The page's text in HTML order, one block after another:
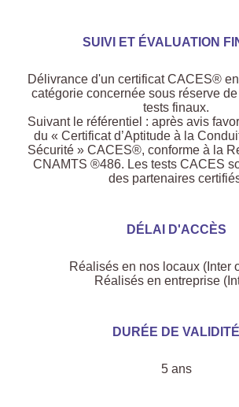
SUIVI ET ÉVALUATION
Délivrance d'un certificat CACES®
catégorie concernée sous réserve
tests finaux.
Suivant le référentiel : après avis
du « Certificat d’Aptitude à la
Sécurité » CACES®, conforme à la
CNAMTS ®486. Les tests CACES
des partenaires
DÉLAI D'ACCÈS
Réalisés en nos locaux (Inter
Réalisés en entreprise
DURÉE DE VALIDITÉ
5 ans